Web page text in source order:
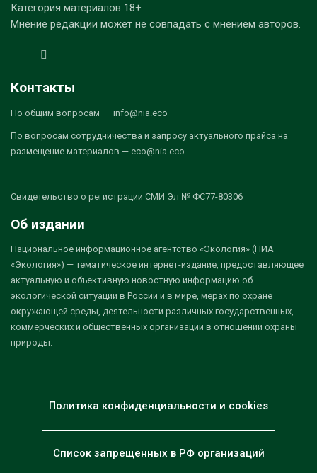
Категория материалов 18+
Мнение редакции может не совпадать с мнением авторов.
Контакты
По общим вопросам — info@nia.eco
По вопросам сотрудничества и запросу актуального прайса на
размещение материалов — eco@nia.eco
Свидетельство о регистрации СМИ Эл № ФС77-80306
Об издании
Национальное информационное агентство «Экология» (НИА
«Экология») — тематическое интернет-издание, предоставляющее
актуальную и объективную новостную информацию об
экологической ситуации в России и в мире, мерах по охране
окружающей среды, деятельности различных государственных,
коммерческих и общественных организаций в отношении охраны
природы.
Политика конфиденциальности и cookies
Список запрещенных в РФ организаций